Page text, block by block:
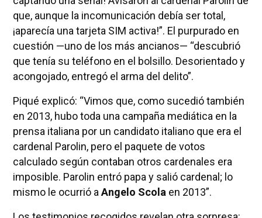
que, aunque la incomunicación debía ser total,
¡aparecía una tarjeta SIM activa!”. El purpurado en
cuestión —uno de los más ancianos— “descubrió
que tenía su teléfono en el bolsillo. Desorientado y
acongojado, entregó el arma del delito”.
Piqué explicó: “Vimos que, como sucedió también
en 2013, hubo toda una campaña mediática en la
prensa italiana por un candidato italiano que era el
cardenal Parolin, pero el paquete de votos
calculado según contaban otros cardenales era
imposible. Parolin entró papa y salió cardenal; lo
mismo le ocurrió a Angelo Scola en 2013”.